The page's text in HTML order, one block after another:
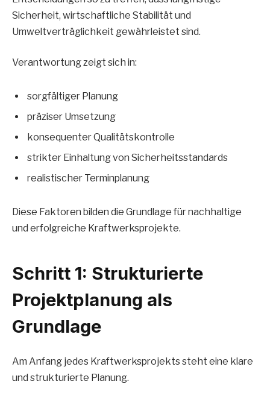
Sicherheit, wirtschaftliche Stabilität und
Umweltverträglichkeit gewährleistet sind.
Verantwortung zeigt sich in:
sorgfältiger Planung
präziser Umsetzung
konsequenter Qualitätskontrolle
strikter Einhaltung von Sicherheitsstandards
realistischer Terminplanung
Diese Faktoren bilden die Grundlage für nachhaltige
und erfolgreiche Kraftwerksprojekte.
Schritt 1: Strukturierte
Projektplanung als
Grundlage
Am Anfang jedes Kraftwerksprojekts steht eine klare
und strukturierte Planung.